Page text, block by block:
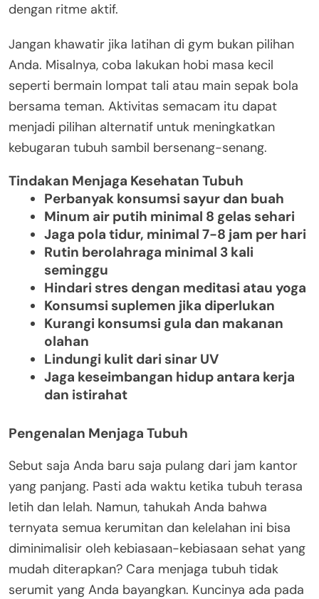
dengan ritme aktif.
Jangan khawatir jika latihan di gym bukan pilihan
Anda. Misalnya, coba lakukan hobi masa kecil
seperti bermain lompat tali atau main sepak bola
bersama teman. Aktivitas semacam itu dapat
menjadi pilihan alternatif untuk meningkatkan
kebugaran tubuh sambil bersenang-senang.
Tindakan Menjaga Kesehatan Tubuh
Perbanyak konsumsi sayur dan buah
Minum air putih minimal 8 gelas sehari
Jaga pola tidur, minimal 7-8 jam per hari
Rutin berolahraga minimal 3 kali
seminggu
Hindari stres dengan meditasi atau yoga
Konsumsi suplemen jika diperlukan
Kurangi konsumsi gula dan makanan
olahan
Lindungi kulit dari sinar UV
Jaga keseimbangan hidup antara kerja
dan istirahat
Pengenalan Menjaga Tubuh
Sebut saja Anda baru saja pulang dari jam kantor
yang panjang. Pasti ada waktu ketika tubuh terasa
letih dan lelah. Namun, tahukah Anda bahwa
ternyata semua kerumitan dan kelelahan ini bisa
diminimalisir oleh kebiasaan-kebiasaan sehat yang
mudah diterapkan? Cara menjaga tubuh tidak
serumit yang Anda bayangkan. Kuncinya ada pada